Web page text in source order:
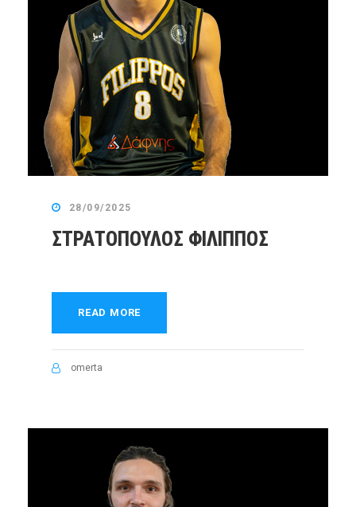
28/09/2025
ΣΤΡΑΤΟΠΟΥΛΟΣ ΦΙΛΙΠΠΟΣ
READ MORE
omerta